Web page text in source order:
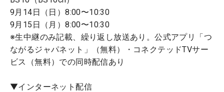
9月14日（日）8:00〜10:30
9月15日（月）8:00〜10:30
※生中継のみ記載、繰り返し放送あり。公式アプリ「つ
ながるジャパネット」（無料）・コネクテッドTVサー
ビス（無料）での同時配信あり
▼インターネット配信